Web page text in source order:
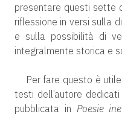
presentare questi sette
riflessione in versi sulla
e sulla possibilità di
integralmente storica e
Per fare questo è
testi dell’autore
pubblicata in Poesie